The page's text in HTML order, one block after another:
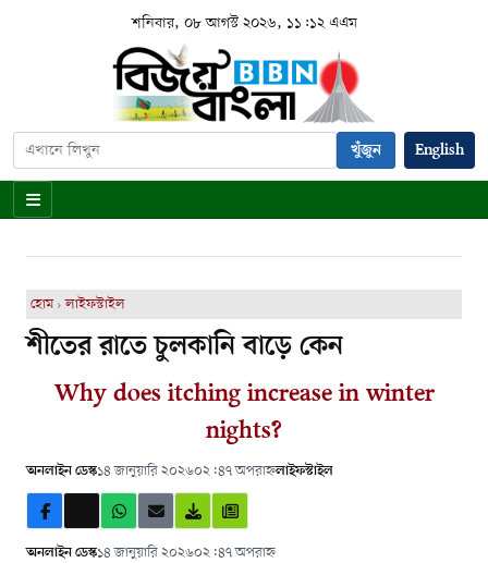
শনিবার, ০৮ আগস্ট ২০২৬, ১১:১২ এএম
খুঁজুন English
হোম›লাইফস্টাইল
শীতের রাতে চুলকানি বাড়ে কেন
Why does itching increase in winter
nights?
অনলাইন ডেস্ক১৪ জানুয়ারি ২০২৬০২:৪৭ অপরাহ্নলাইফস্টাইল
অনলাইন ডেস্ক১৪ জানুয়ারি ২০২৬০২:৪৭ অপরাহ্ন